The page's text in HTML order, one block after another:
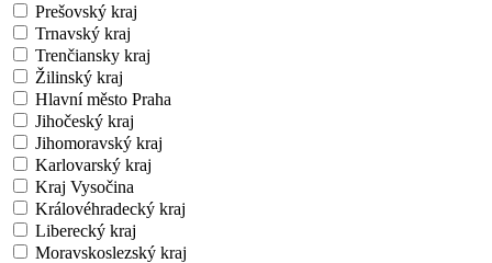
Prešovský kraj
Trnavský kraj
Trenčiansky kraj
Žilinský kraj
Hlavní město Praha
Jihočeský kraj
Jihomoravský kraj
Karlovarský kraj
Kraj Vysočina
Královéhradecký kraj
Liberecký kraj
Moravskoslezský kraj